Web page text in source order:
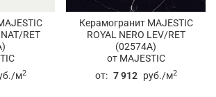
RET
м2
Керамогранит MAJESTIC
ROYAL NERO LEV/RET
(02574A)
от MAJESTIC
от: 7 912 руб./м2